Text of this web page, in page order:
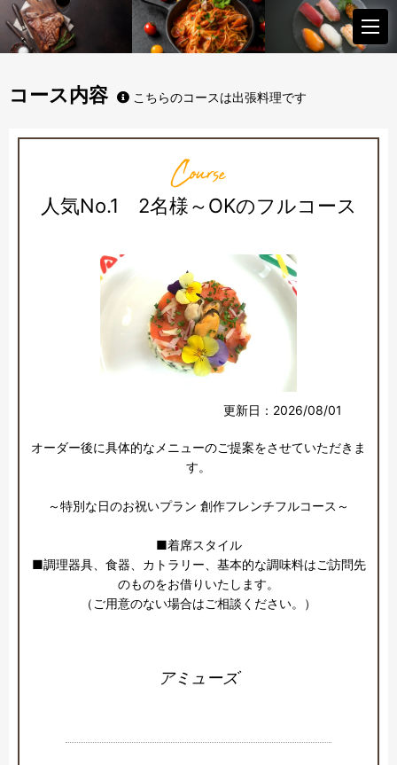
コース内容 こちらのコースは出張料理です
Course
人気No.1 2名様～OKのフルコース
更新日：2026/08/01
オーダー後に具体的なメニューのご提案をさせていただきま
す。
～特別な日のお祝いプラン 創作フレンチフルコース～
■着席スタイル
■調理器具、食器、カトラリー、基本的な調味料はご訪問先
のものをお借りいたします。
（ご用意のない場合はご相談ください。）
アミューズ